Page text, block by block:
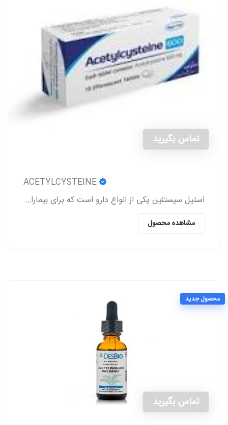
تماس بگیرید
استیل سیستئین یکی از انواع دارو است که برای بیماران مبتلا به اختلالات ریوی از سمت پزشکان تجویز می‌شود.
مشاهده محصول
محصول جدید
تماس بگیرید